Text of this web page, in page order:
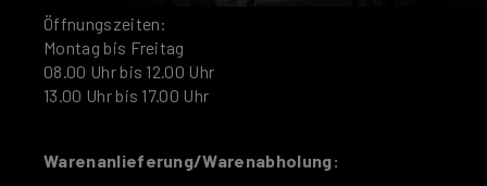
Öffnungszeiten:
Montag bis Freitag
08.00 Uhr bis 12.00 Uhr
13.00 Uhr bis 17.00 Uhr
Warenanlieferung/Warenabholung: